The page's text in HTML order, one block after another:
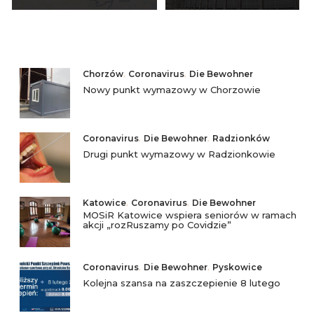
Chorzów, Coronavirus, Die Bewohner
Nowy punkt wymazowy w Chorzowie
Coronavirus, Die Bewohner, Radzionków
Drugi punkt wymazowy w Radzionkowie
Katowice, Coronavirus, Die Bewohner
MOSiR Katowice wspiera seniorów w ramach
akcji „rozRuszamy po Covidzie”
Coronavirus, Die Bewohner, Pyskowice
Kolejna szansa na zaszczepienie 8 lutego